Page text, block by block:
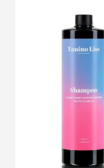
valeur la texture, la
chaque produit,
accessoires, des
tech.Avec nous,
dêtre vus, ils
maîtrise de la
attractifs.
incitera à explorer
vaut mille mots, et